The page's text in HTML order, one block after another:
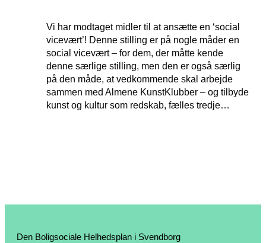
Vi har modtaget midler til at ansætte en ‘social
vicevært’! Denne stilling er på nogle måder en
social vicevært – for dem, der måtte kende
denne særlige stilling, men den er også særlig
på den måde, at vedkommende skal arbejde
sammen med Almene KunstKlubber – og tilbyde
kunst og kultur som redskab, fælles tredje…
Den Boligsociale Helhedsplan i Svendborg